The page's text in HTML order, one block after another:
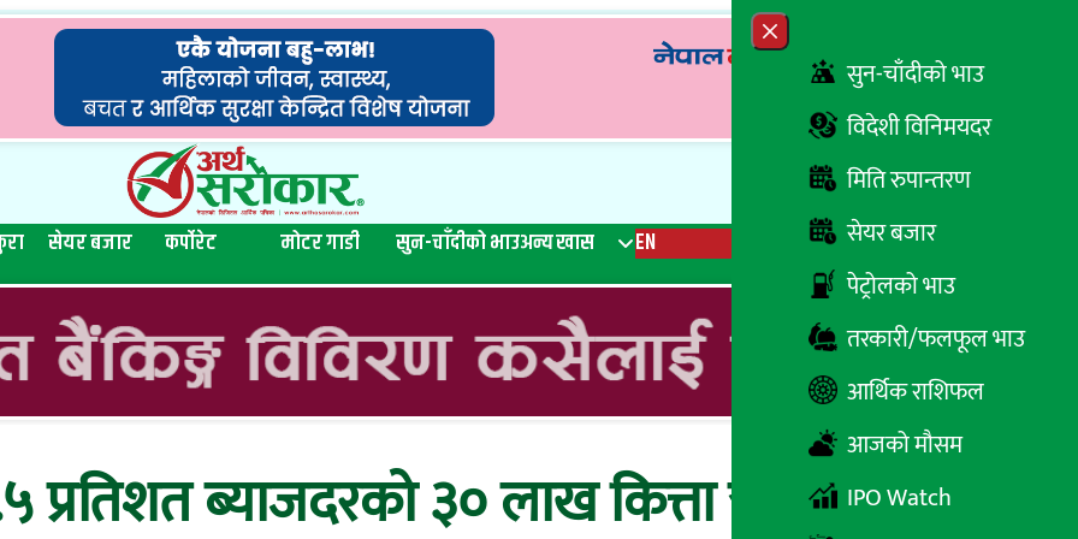
Close menu
सुन-चाँदीको भाउ
विदेशी विनिमयदर
मिति रुपान्तरण
सेयर बजार
पेट्रोलको भाउ
तरकारी/फलफूल भाउ
आर्थिक राशिफल
आजको मौसम
IPO Watch
सेयर बजार कर्पोरेट मोटर गाडी सुन-चाँदीको भाउअन्य खास EN रेडियो
ब्याजदरको ३० लाख कित्ता ऋणपत्र